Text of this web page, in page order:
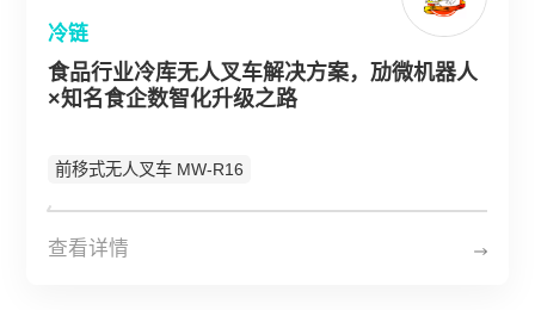
关于劢微
EN JP
DE
冷链
食品行业冷库无人叉车解决方案，劢微机器人
×知名食企数智化升级之路
前移式无人叉车 MW-R16
查看详情